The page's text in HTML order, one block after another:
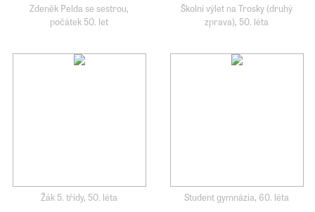
Zdeněk Pelda se sestrou,
počátek 50. let
Školní výlet na Trosky (druhý
zprava), 50. léta
Žák 5. třídy, 50. léta Student gymnázia, 60. léta